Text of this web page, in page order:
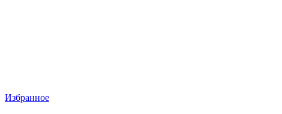
Избранное